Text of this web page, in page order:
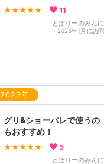
★★★★★ 11
とぽりーのみんに
2025年1月に訪問
2023年
グリ&ショーパレで使うの
もおすすめ！
★★★★★ 5
とぽりーのみんに